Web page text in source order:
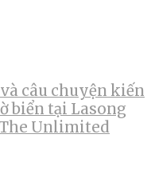
câu chuyện kiến
biển tại Lasong
Unlimited